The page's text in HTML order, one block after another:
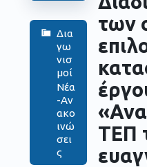
Δια
γω
νισ
μοί
Νέα
-Αν
ακο
ινώ
σει
ς
των
ΤΕΠ